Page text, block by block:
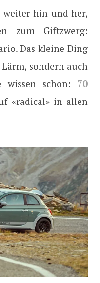
hin und her,
zum Giftzwerg:
Das kleine Ding
sondern auch
wissen schon: 70
«radical» in allen